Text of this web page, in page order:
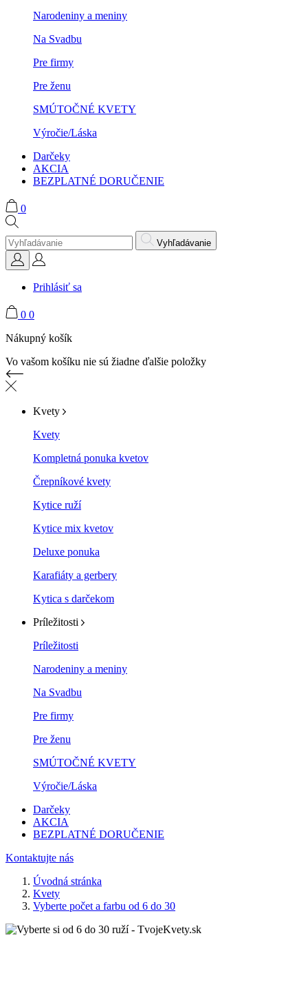
Narodeniny a meniny
Na Svadbu
Pre firmy
Pre ženu
SMÚTOČNÉ KVETY
Výročie/Láska
Darčeky
AKCIA
BEZPLATNÉ DORUČENIE
0
Vyhľadávanie
Prihlásiť sa
0 0
Nákupný košík
Vo vašom košíku nie sú žiadne ďalšie položky
Kvety
Kvety
Kompletná ponuka kvetov
Črepníkové kvety
Kytice ruží
Kytice mix kvetov
Deluxe ponuka
Karafiáty a gerbery
Kytica s darčekom
Príležitosti
Príležitosti
Narodeniny a meniny
Na Svadbu
Pre firmy
Pre ženu
SMÚTOČNÉ KVETY
Výročie/Láska
Darčeky
AKCIA
BEZPLATNÉ DORUČENIE
Kontaktujte nás
Úvodná stránka
Kvety
Vyberte počet a farbu od 6 do 30